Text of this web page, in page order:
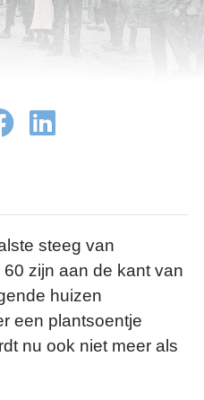
steeg van
zijn aan de kant van
huizen
een plantsoentje
nu ook niet meer als